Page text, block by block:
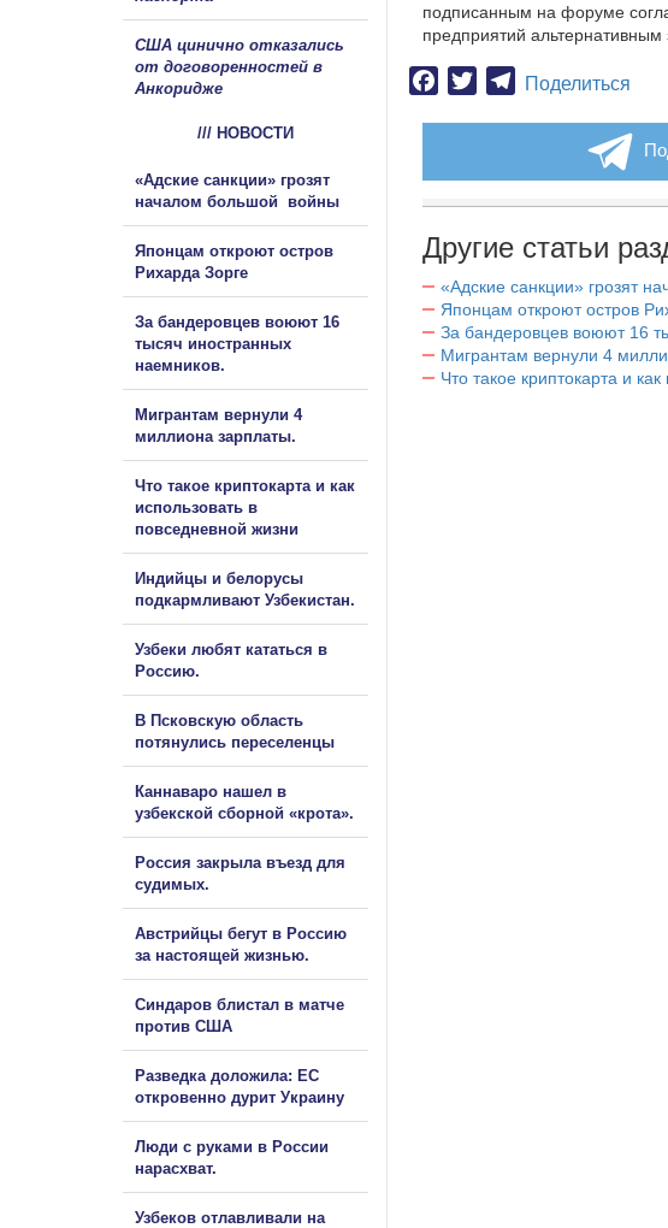
подписанным на форуме
предприятий
Facebook
TwitterTelegram
Поделиться
Другие статьи
«Адские санкции» грозят
Японцам откроют остров
За бандеровцев воюют 16
Мигрантам вернули 4
Что такое криптокарта и
США цинично отказались
от договоренностей в
Анкоридже
/// НОВОСТИ
«Адские санкции» грозят
началом большой войны
Японцам откроют остров
Рихарда Зорге
За бандеровцев воюют 16
тысяч иностранных
наемников.
Мигрантам вернули 4
миллиона зарплаты.
Что такое криптокарта и как
использовать в
повседневной жизни
Индийцы и белорусы
подкармливают Узбекистан.
Узбеки любят кататься в
Россию.
В Псковскую область
потянулись переселенцы
Каннаваро нашел в
узбекской сборной «крота».
Россия закрыла въезд для
судимых.
Австрийцы бегут в Россию
за настоящей жизнью.
Синдаров блистал в матче
против США
Разведка доложила: ЕС
откровенно дурит Украину
Люди с руками в России
нарасхват.
Узбеков отлавливали на